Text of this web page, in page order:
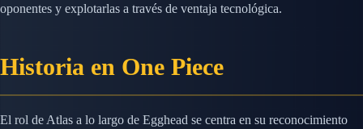
oponentes y explotarlas a través de ventaja tecnológica.
Historia en One Piece
El rol de Atlas a lo largo de Egghead se centra en su reconocimiento